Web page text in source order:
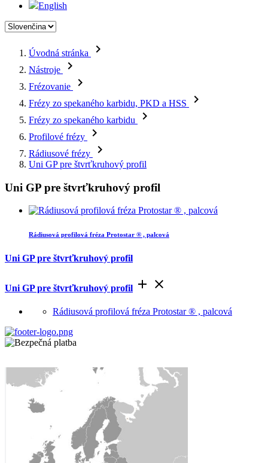
English
Úvodná stránka 
Nástroje 
Frézovanie 
Frézy zo spekaného karbidu, PKD a HSS 
Frézy zo spekaného karbidu 
Profilové frézy 
Rádiusové frézy 
Uni GP pre štvrťkruhový profil
Uni GP pre štvrťkruhový profil
Rádiusová profilová fréza Protostar ® , palcová
Uni GP pre štvrťkruhový profil
Uni GP pre štvrťkruhový profil  
Rádiusová profilová fréza Protostar ® , palcová